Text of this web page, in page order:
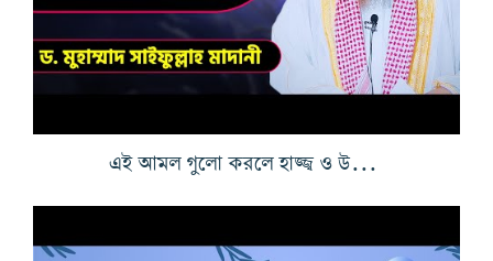
এই আমল গুলো করলে হাজ্জ্ব ও উমরা করার নেকী পাওয়া যাবে